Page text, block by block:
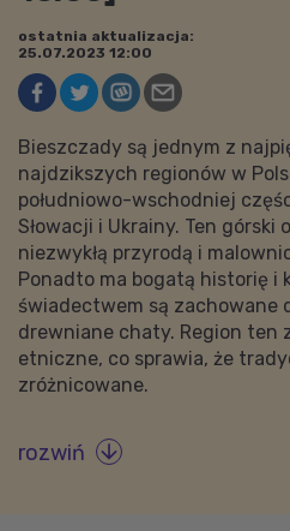
ostatnia aktualizacja:
25.07.2023 12:00
Bieszczady są jednym z
najdzikszych regionów w
południowo-wschodniej
Słowacji i Ukrainy. Ten
niezwykłą przyrodą i
Ponadto ma bogatą historię i
świadectwem są zachowane
drewniane chaty. Region ten
etniczne, co sprawia, że
zróżnicowane.
rozwiń 